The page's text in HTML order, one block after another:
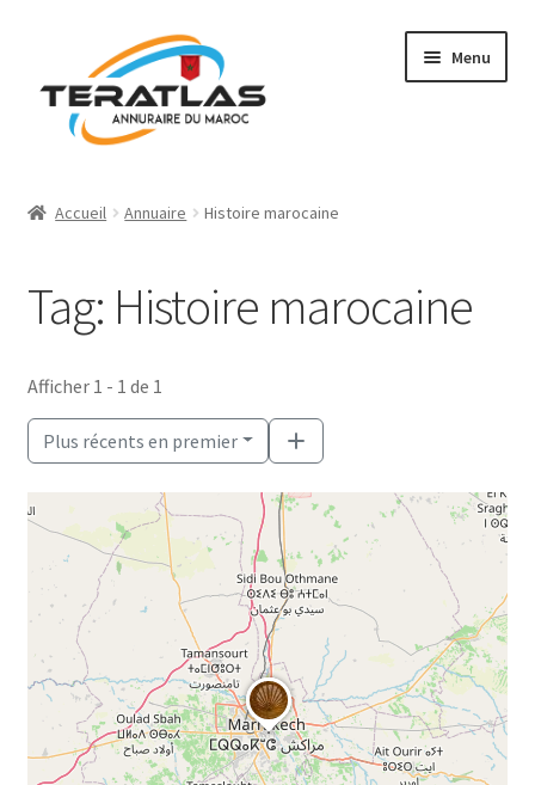
navigation
contenu
Menu
Annuaire
Mon compte
Accueil Annuaire Histoire marocaine
Tag: Histoire marocaine
Afficher 1 - 1 de 1
Plus récents en premier